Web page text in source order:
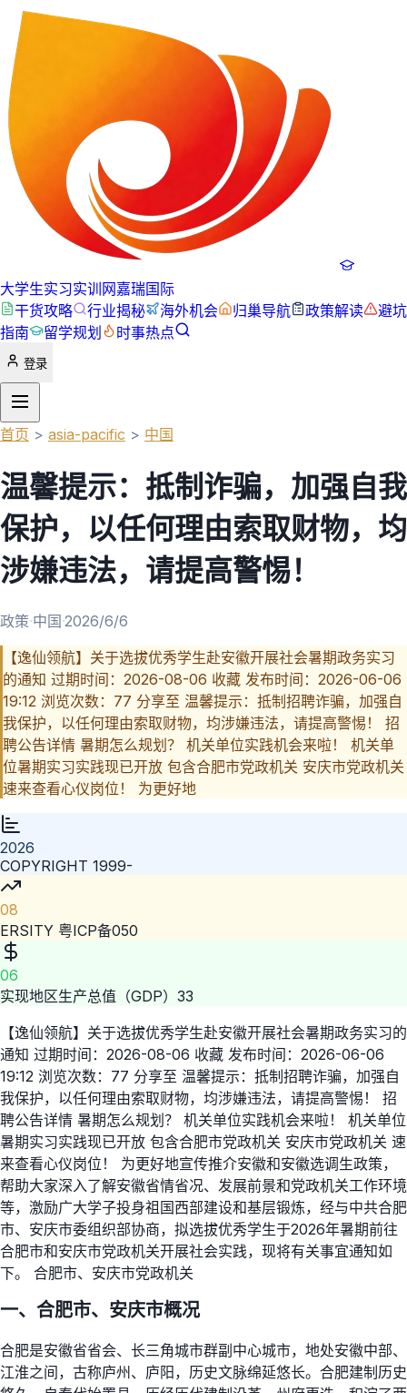
大学生实习实训网嘉瑞国际
干货攻略
行业揭秘 海外机会 归巢导航 政策解读
避坑
指南
留学规划 时事热点
登录
首页 > asia-pacific > 中国
温馨提示：抵制诈骗，加强自我
保护，以任何理由索取财物，均
涉嫌违法，请提高警惕！
政策·中国·2026/6/6
【逸仙领航】关于选拔优秀学生赴安徽开展社会暑期政务实习
的通知 过期时间：2026-08-06 收藏 发布时间：2026-06-06
19:12 浏览次数：77 分享至 温馨提示：抵制招聘诈骗，加强自
我保护，以任何理由索取财物，均涉嫌违法，请提高警惕！ 招
聘公告详情 暑期怎么规划？ 机关单位实践机会来啦！ 机关单
位暑期实习实践现已开放 包含合肥市党政机关 安庆市党政机关
速来查看心仪岗位！ 为更好地
2026
COPYRIGHT 1999-
08
ERSITY 粤ICP备050
06
实现地区生产总值（GDP）33
【逸仙领航】关于选拔优秀学生赴安徽开展社会暑期政务实习的
通知 过期时间：2026-08-06 收藏 发布时间：2026-06-06
19:12 浏览次数：77 分享至 温馨提示：抵制招聘诈骗，加强自
我保护，以任何理由索取财物，均涉嫌违法，请提高警惕！ 招
聘公告详情 暑期怎么规划？ 机关单位实践机会来啦！ 机关单位
暑期实习实践现已开放 包含合肥市党政机关 安庆市党政机关 速
来查看心仪岗位！ 为更好地宣传推介安徽和安徽选调生政策，
帮助大家深入了解安徽省情省况、发展前景和党政机关工作环境
等，激励广大学子投身祖国西部建设和基层锻炼，经与中共合肥
市、安庆市委组织部协商，拟选拔优秀学生于2026年暑期前往
合肥市和安庆市党政机关开展社会实践，现将有关事宜通知如
下。 合肥市、安庆市党政机关
一、合肥市、安庆市概况
合肥是安徽省省会、长三角城市群副中心城市，地处安徽中部、
江淮之间，古称庐州、庐阳，历史文脉绵延悠长。合肥建制历史